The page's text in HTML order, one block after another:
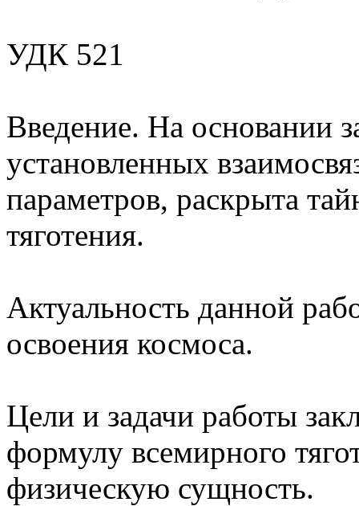
УДК 521
Введение. На основании
установленных
параметров, раскрыта
тяготения.
Актуальность данной
освоения космоса.
Цели и задачи работы
формулу всемирного
физическую сущность.